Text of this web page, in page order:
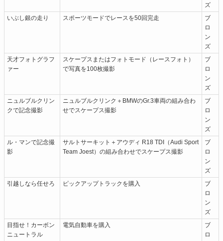
ズ
いぶし銀の走り
スポーツモードでレースを50回完走
ブ
ロ
ン
ズ
天才フォトグラフ
ァー
スケープスまたはフォトモード（レースフォト）
で写真を100枚撮影
ブ
ロ
ン
ズ
ニュルブルクリン
クで記念撮影
ニュルブルクリンク＋BMWのGr.3車両の組み合わ
せでスケープス撮影
ブ
ロ
ン
ズ
ル・マンで記念撮
影
サルトサーキット＋アウディ R18 TDI（Audi Sport
Team Joest）の組み合わせでスケープス撮影
ブ
ロ
ン
ズ
引越しなら任せろ
ピックアップトラックを購入
ブ
ロ
ン
ズ
目指せ！カーボン
ニュートラル
電気自動車を購入
ブ
ロ